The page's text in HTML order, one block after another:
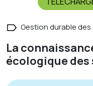
Gestion durable
La
écologique des